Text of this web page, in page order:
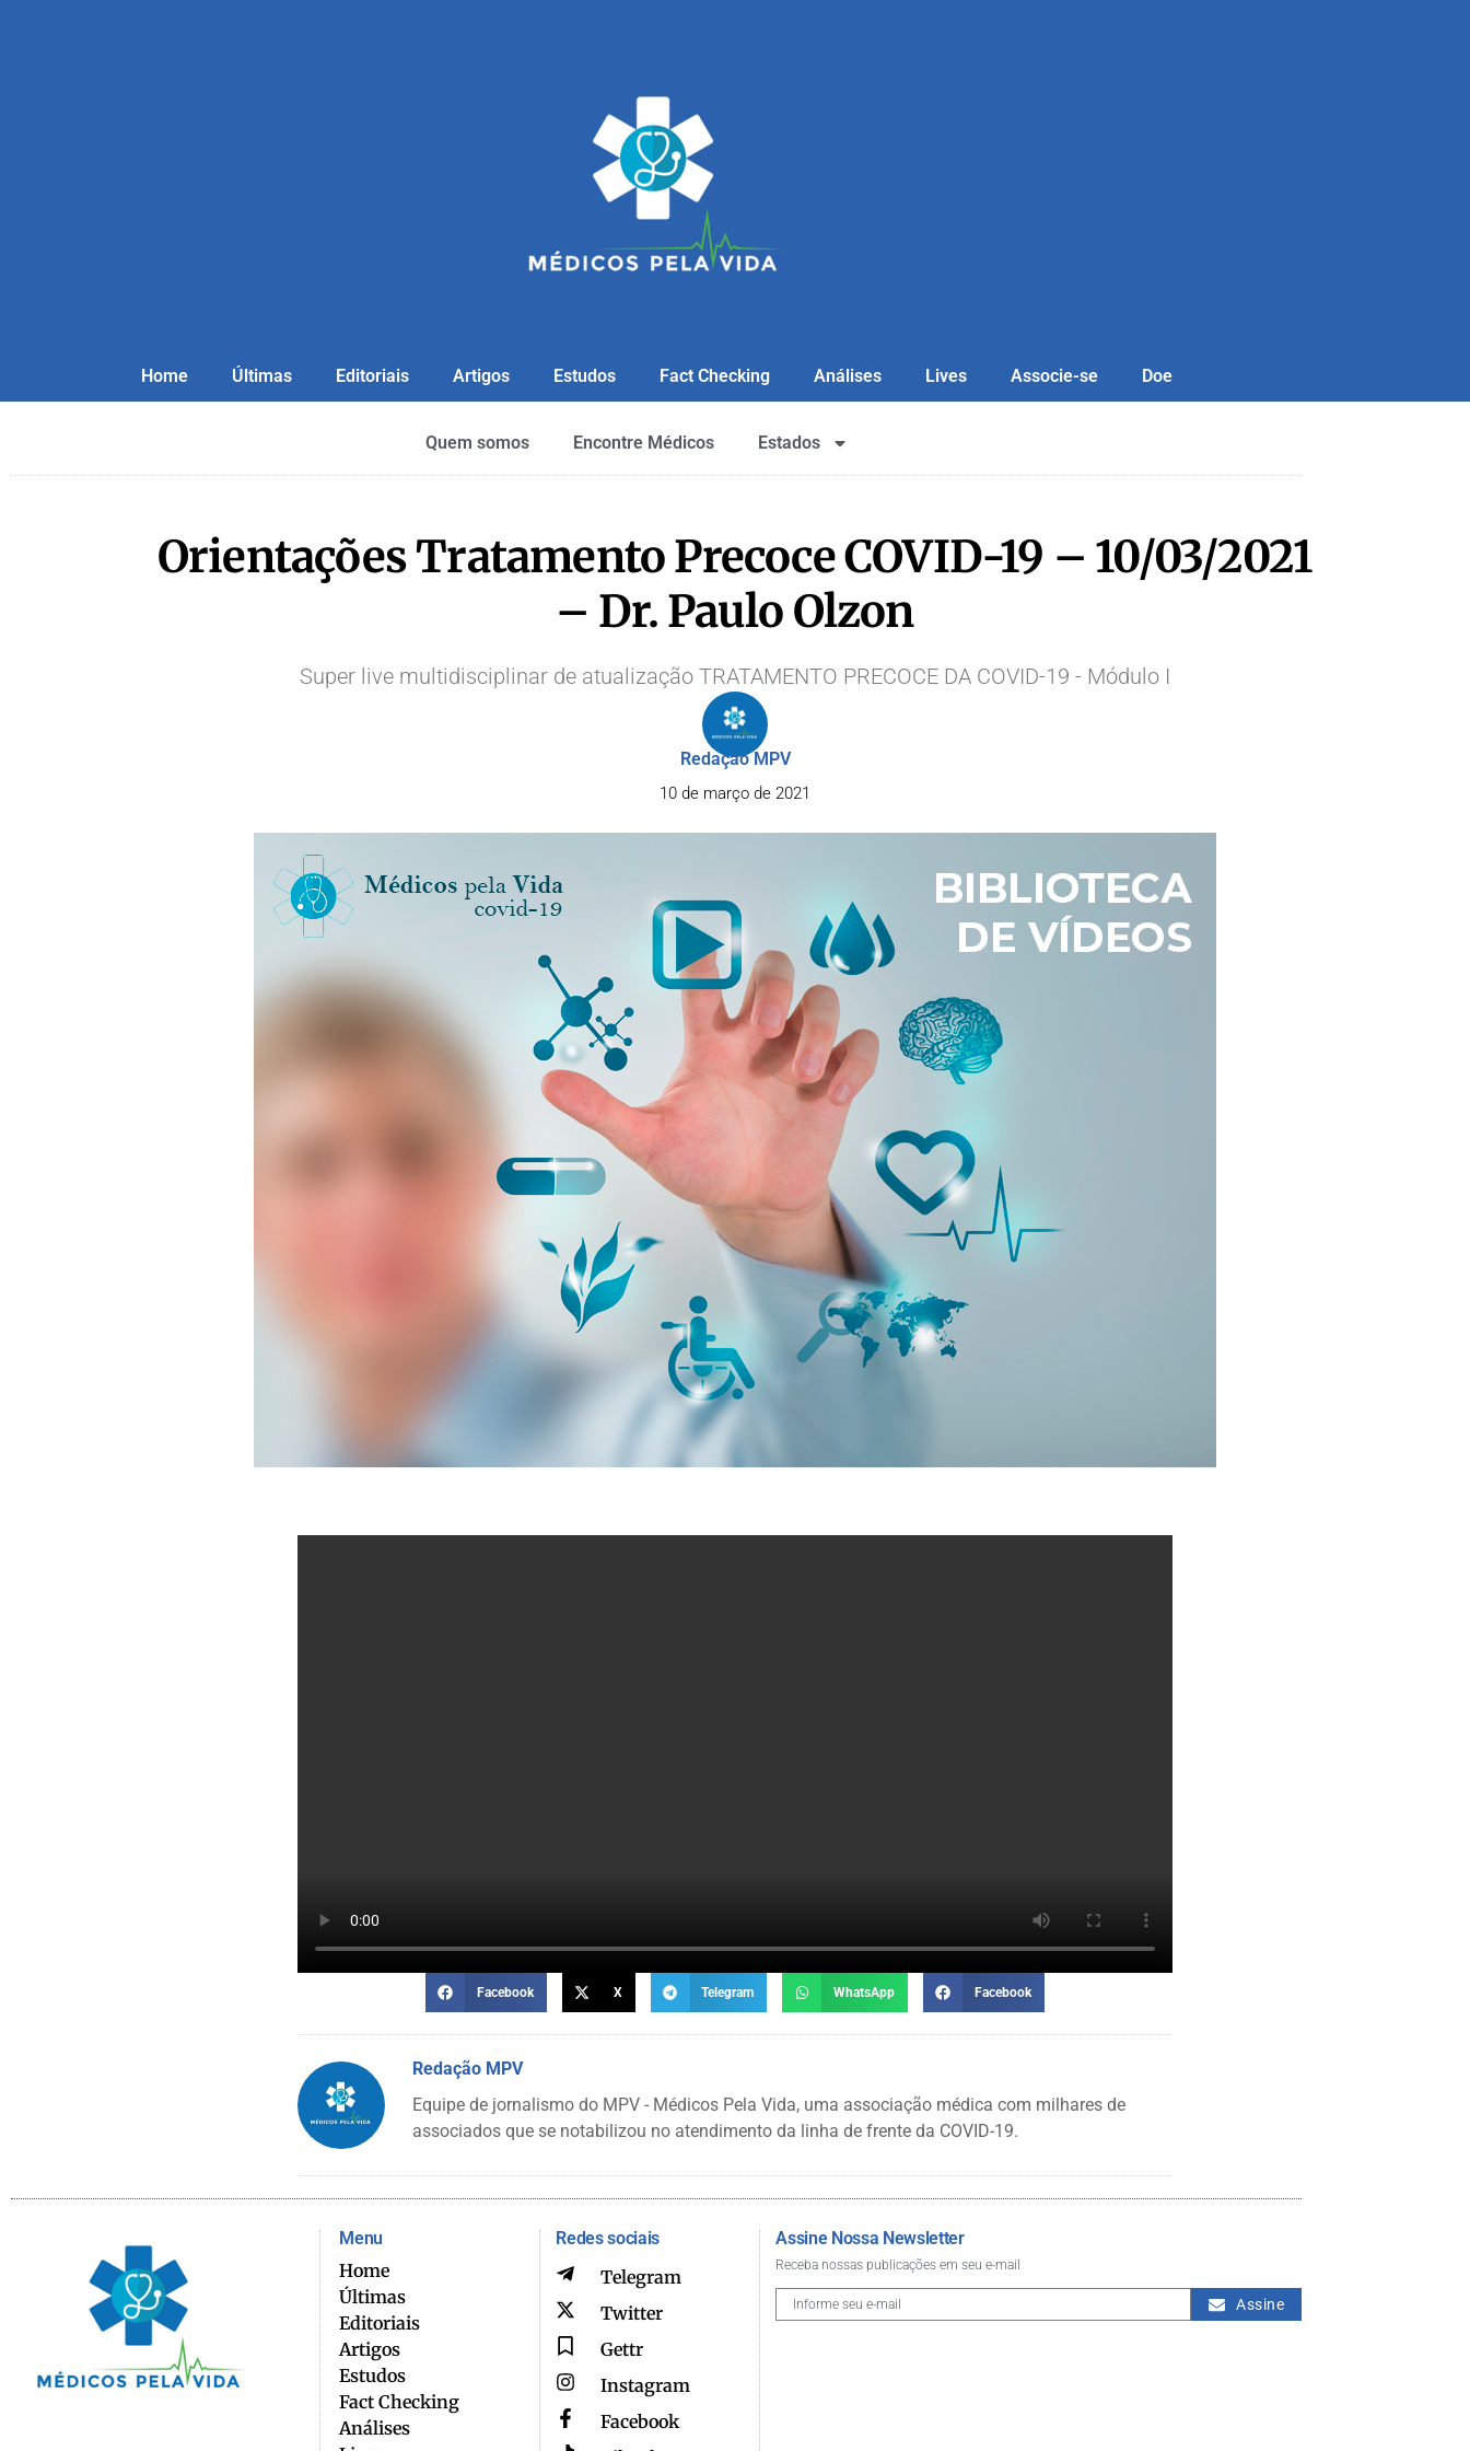
Home Últimas Editoriais Artigos Estudos Fact Checking Análises Lives Associe-se Doe
Quem somos Encontre Médicos Estados
Orientações Tratamento Precoce COVID-19 – 10/03/2021
– Dr. Paulo Olzon
Super live multidisciplinar de atualização TRATAMENTO PRECOCE DA COVID-19 - Módulo I
Redação MPV
10 de março de 2021
Facebook X Telegram WhatsApp Facebook
Redação MPV
Equipe de jornalismo do MPV - Médicos Pela Vida, uma associação médica com milhares de
associados que se notabilizou no atendimento da linha de frente da COVID-19.
Menu
Home
Últimas
Editoriais
Artigos
Estudos
Fact Checking
Análises
Redes sociais
Telegram
Twitter
Gettr
Instagram
Facebook
Assine Nossa Newsletter
Receba nossas publicações em seu e-mail
Assine